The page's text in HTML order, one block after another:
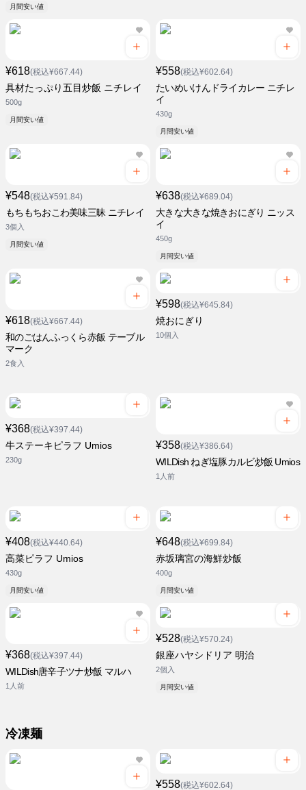
月間安い値
¥618(税込¥667.44)
具材たっぷり五目炒飯 ニチレイ
500g
月間安い値
¥558(税込¥602.64)
たいめいけんドライカレー ニチレ
イ
430g
月間安い値
¥548(税込¥591.84)
もちもちおこわ美味三昧 ニチレイ
3個入
月間安い値
¥638(税込¥689.04)
大きな大きな焼きおにぎり ニッス
イ
450g
月間安い値
¥618(税込¥667.44)
和のごはんふっくら赤飯 テーブル
マーク
2食入
¥598(税込¥645.84)
焼おにぎり
10個入
¥368(税込¥397.44)
牛ステーキピラフ Umios
230g
¥358(税込¥386.64)
WILDish ねぎ塩豚カルビ炒飯 Umios
1人前
¥408(税込¥440.64)
高菜ピラフ Umios
430g
月間安い値
¥648(税込¥699.84)
赤坂璃宮の海鮮炒飯
400g
月間安い値
¥368(税込¥397.44)
WILDish唐辛子ツナ炒飯 マルハ
1人前
¥528(税込¥570.24)
銀座ハヤシドリア 明治
2個入
月間安い値
冷凍麺
¥558(税込¥602.64)